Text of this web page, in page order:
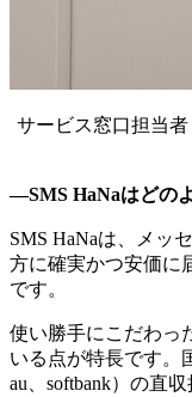
サービス窓口担当
―SMS HaNaはどの
SMS HaNaは、メッ
方に確実かつ安価に
です。
使い勝手にこだわっ
いる点が特長です。
au、softbank）の直